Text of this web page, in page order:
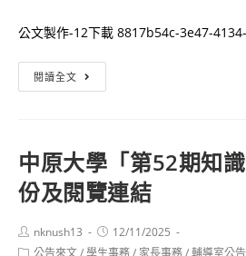
系
動
公文製作-12下載 8817b54c-3e47-
閱讀全文
AI
賦
能：
打
造
中原大學「第52期知
份及閱覽連結
Post
author:
nknush13
Post
published:
12/11/2025
Post公告來文/學生事務/ 家長事務/輔導室公告